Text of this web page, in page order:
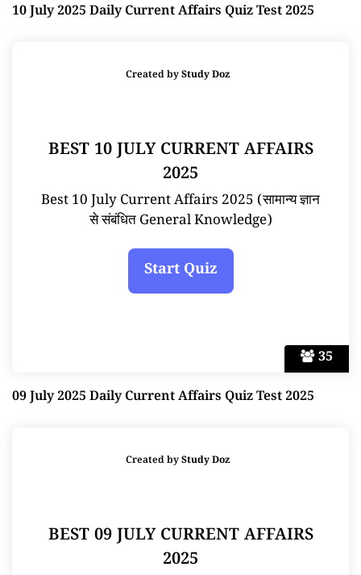
10 July 2025 Daily Current Affairs Quiz Test 2025
35
Created byStudy Doz
BEST 10 JULY CURRENT AFFAIRS
2025
Best 10 July Current Affairs 2025 (सामान्य ज्ञान
से संबंधित General Knowledge)
09 July 2025 Daily Current Affairs Quiz Test 2025
Created byStudy Doz
BEST 09 JULY CURRENT AFFAIRS
2025